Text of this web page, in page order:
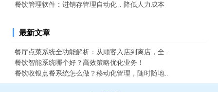
餐饮管理软件：进销存管理自动化，降低人力成本
最新文章
餐厅点菜系统全功能解析：从顾客入店到离店，全..
餐饮智能系统哪个好？高效策略优化业务！
餐饮收银点餐系统怎么做？移动化管理，随时随地..